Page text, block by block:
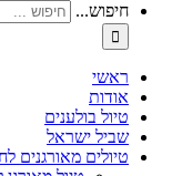
חיפוש...
ראשי
אודות
טיול בולענים
שביל ישראל
טיולים מאורגנים